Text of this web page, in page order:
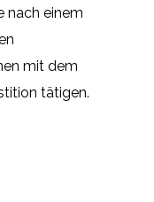
nach einem
mit dem
tätigen.